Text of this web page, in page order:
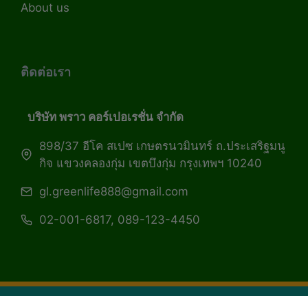
About us
ติดต่อเรา
บริษัท พราว คอร์เปอเรชั่น จำกัด
898/37 อีโค สเปซ เกษตรนวมินทร์ ถ.ประเสริฐมนู
กิจ แขวงคลองกุ่ม เขตบึงกุ่ม กรุงเทพฯ 10240
gl.greenlife888@gmail.com
02-001-6817, 089-123-4450